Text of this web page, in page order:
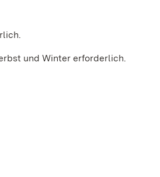
und Winter erforderlich.